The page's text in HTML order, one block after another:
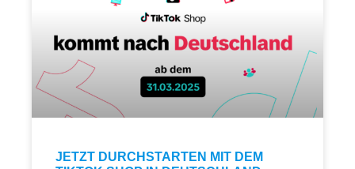
JETZT DURCHSTARTEN MIT DEM